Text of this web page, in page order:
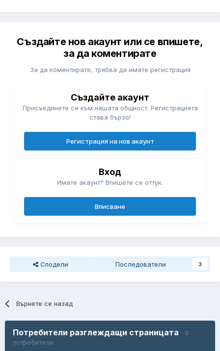
Създайте нов акаунт или се впишете,
за да коментирате
За да коментирате, трябва да имате регистрация
Създайте акаунт
Присъединете се към нашата общност. Регистрацията
става бързо!
Регистрация на нов акаунт
Вход
Имате акаунт? Впишете се оттук.
Вписване
Сподели Последователи 3
Върнете се назад
Потребители разглеждащи страницата
0
потребители